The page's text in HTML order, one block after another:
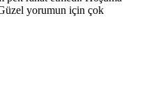
yorumun için çok